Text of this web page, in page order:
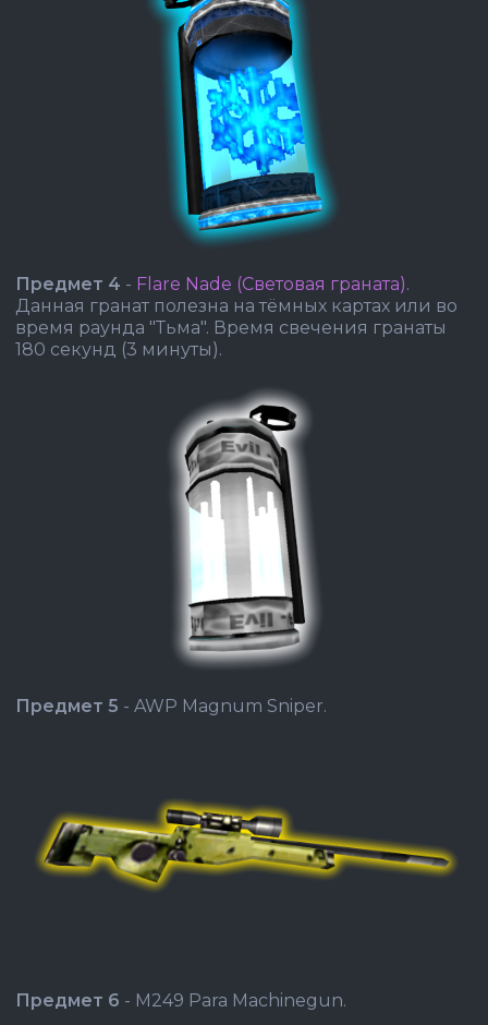
Предмет 4 - Flare Nade (Световая граната).
Данная гранат полезна на тёмных картах или во
время раунда "Тьма". Время свечения гранаты
180 секунд (3 минуты).
Предмет 5 - AWP Magnum Sniper.
Предмет 6 - M249 Para Machinegun.